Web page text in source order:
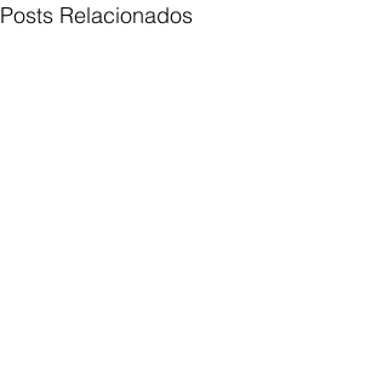
Posts Relacionados